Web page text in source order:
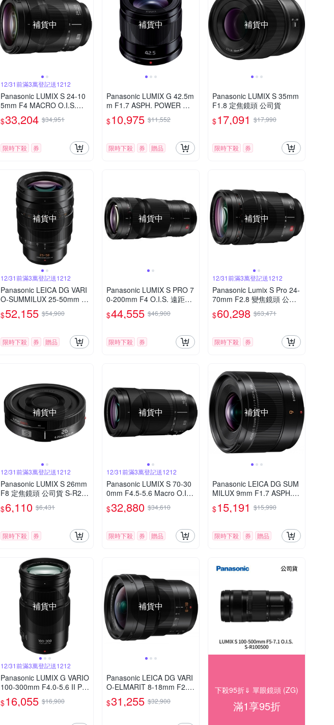
補貨中
12/31前滿3萬登記送1212
Panasonic LUMIX S 24-10
5mm F4 MACRO O.I.S.變
焦鏡頭 公司貨 S-R24105
$33,204 $34,951
限時下殺 券
補貨中
Panasonic LUMIX G 42.5m
m F1.7 ASPH. POWER O.I.
S. 大光圈 定焦鏡頭 公司貨
$10,975 $11,552
限時下殺 券 贈品
補貨中
Panasonic LUMIX S 35mm
F1.8 定焦鏡頭 公司貨
$17,091 $17,990
限時下殺 券
補貨中
12/31前滿3萬登記送1212
Panasonic LEICA DG VARI
O-SUMMILUX 25-50mm F
1.7 ASPH. 望遠變焦鏡頭 公
司貨
$52,155 $54,900
限時下殺 券 贈品
補貨中
Panasonic LUMIX S PRO 7
0-200mm F4 O.I.S. 遠距變
焦鏡頭 公司貨 S-R70200
$44,555 $46,900
限時下殺 券
補貨中
12/31前滿3萬登記送1212
Panasonic Lumix S Pro 24-
70mm F2.8 變焦鏡頭 公司
貨 S-E2470
$60,298 $63,471
限時下殺 券
補貨中
12/31前滿3萬登記送1212
Panasonic LUMIX S 26mm
F8 定焦鏡頭 公司貨 S-R26
GC
$6,110 $6,431
限時下殺 券
補貨中
12/31前滿3萬登記送1212
Panasonic LUMIX S 70-30
0mm F4.5-5.6 Macro O.I.S.
遠距變焦鏡頭 公司貨
$32,880 $34,610
限時下殺 券 贈品
補貨中
Panasonic LEICA DG SUM
MILUX 9mm F1.7 ASPH.
超廣角 定焦鏡頭 公司貨 H-
X09GC
$15,191 $15,990
限時下殺 券 贈品
補貨中
12/31前滿3萬登記送1212
Panasonic LUMIX G VARIO
100-300mm F4.0-5.6 II PO
WER O.I.S.二代變焦鏡頭 公
司貨
$16,055 $16,900
補貨中
Panasonic LEICA DG VARI
O-ELMARIT 8-18mm F2.8-
4.0 ASPH. 廣角變焦鏡頭 公
司貨
$31,255 $32,900
下殺95折⇓ 單眼鏡頭 (ZG)
滿1享95折